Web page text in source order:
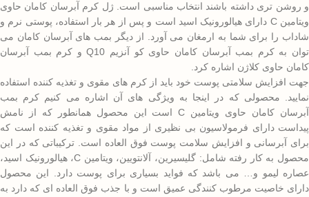
و روشن تری داشته باشند انتخاب مناسبی است. ژل کرم آبرسان کامان حاوی
ویتامین C دارای هیالورونیک اسید است و پس از هر بار استفاده، پوستی نرم و
شاداب را برای شما به ارمغان می آورد. از دیگر بمب های آبرسان کامان می
توان به کرم بمب آبرسان کامان حاوی کو آنزیم Q10 و کرم بمب آبرسان
کامان حاوی کلاژن اشاره کرد.
جهت افزایش سلامتی پوست خود باید از کرم های مقوی و تغذیه کننده استفاده
نمایید. محصولی که در اینجا به ویژگی های آن اشاره می کنیم کرم بمب
آبرسان کامان حاوی ویتامین C است این محصول همانطور که از نامش
پیداست دارای فرمولاسیون بی نظیری از مواد مقوی و تغذیه کننده است که
برای آبرسانی و افزایش سلامت پوست فوق العاده است. ترکیباتی که در این
محصول به کار رفته شامل: گلیسیرین، آلانتویین، ویتامین C، هیالورونیک اسید،
عصاره لیمو و… می باشد که فواید بسیاری برای پوست دارد. این محصول
دارای خاصیت مرطوب کنندگی عمیق است و با جذب فوق العاده ای که دارد به